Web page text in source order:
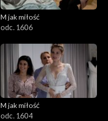
M jak miłość
odc. 1606
M jak miłość
odc. 1604